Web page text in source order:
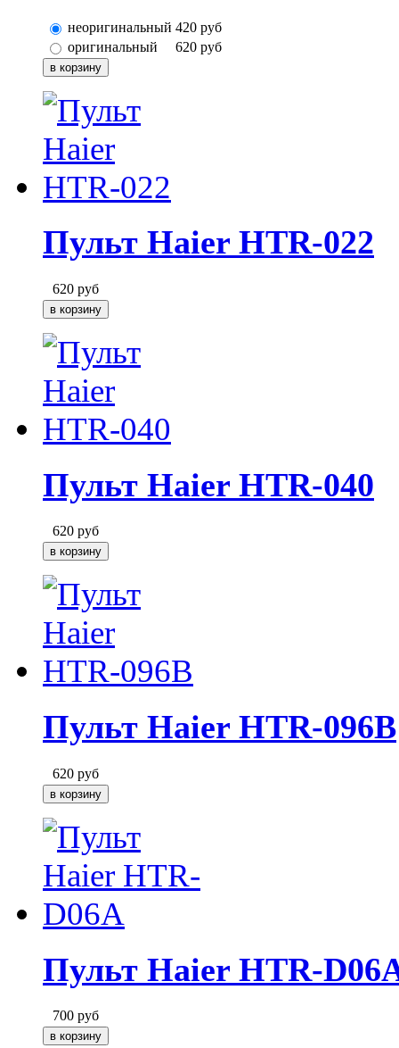
неоригинальный 420 руб
оригинальный
620 руб
Пульт Haier HTR-022
620 руб
Пульт Haier HTR-040
620 руб
Пульт Haier HTR-096B
620 руб
Пульт Haier HTR-
700 руб